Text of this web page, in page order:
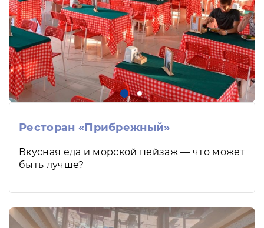
Ресторан «Прибрежный»
Вкусная еда и морской пейзаж — что может
быть лучше?